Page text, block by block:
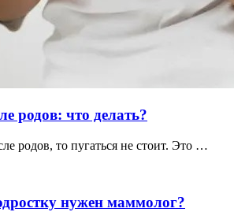
родов: что делать?
родов, то пугаться не стоит. Это …
нужен маммолог?